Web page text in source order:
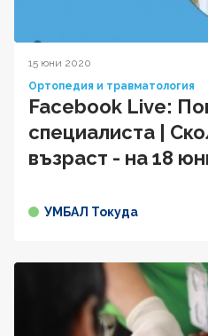
15 юни 2020
Ортопедия и травматология
Facebook Live:
специалиста |
възраст - на 18
УМБАЛ Токуда